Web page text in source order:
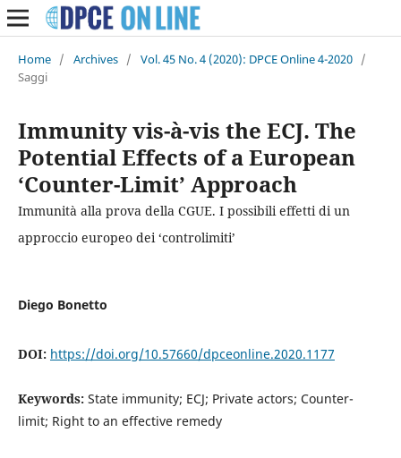
Home / Archives / Vol. 45 No. 4 (2020): DPCE Online 4-2020 /
Saggi
Immunity vis-à-vis the ECJ. The
Potential Effects of a European
‘Counter-Limit’ Approach
Immunità alla prova della CGUE. I possibili effetti di un
approccio europeo dei ‘controlimiti’
Diego Bonetto
DOI: https://doi.org/10.57660/dpceonline.2020.1177
Keywords: State immunity; ECJ; Private actors; Counter-
limit; Right to an effective remedy